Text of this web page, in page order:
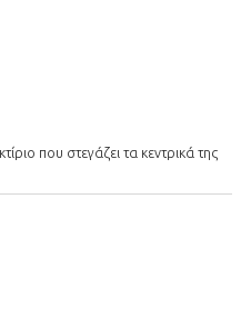
που στεγάζει τα κεντρικά της